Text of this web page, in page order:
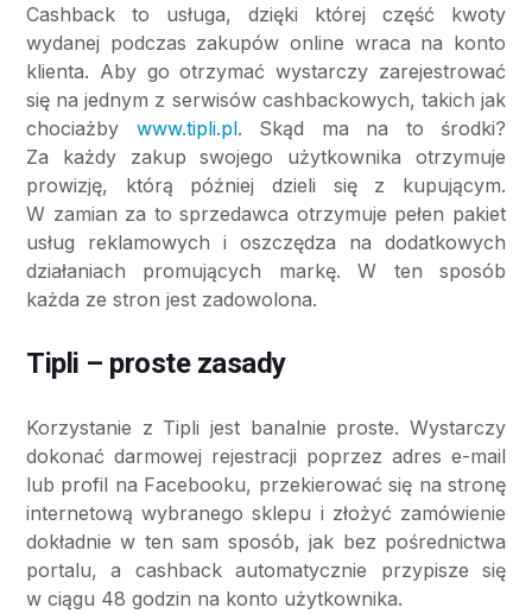
Cashback to usługa, dzięki której część kwoty
wydanej podczas zakupów online wraca na konto
klienta. Aby go otrzymać wystarczy zarejestrować
się na jednym z serwisów cashbackowych, takich jak
chociażby www.tipli.pl. Skąd ma na to środki?
Za każdy zakup swojego użytkownika otrzymuje
prowizję, którą później dzieli się z kupującym.
W zamian za to sprzedawca otrzymuje pełen pakiet
usług reklamowych i oszczędza na dodatkowych
działaniach promujących markę. W ten sposób
każda ze stron jest zadowolona.
Tipli – proste zasady
Korzystanie z Tipli jest banalnie proste. Wystarczy
dokonać darmowej rejestracji poprzez adres e-mail
lub profil na Facebooku, przekierować się na stronę
internetową wybranego sklepu i złożyć zamówienie
dokładnie w ten sam sposób, jak bez pośrednictwa
portalu, a cashback automatycznie przypisze się
w ciągu 48 godzin na konto użytkownika.